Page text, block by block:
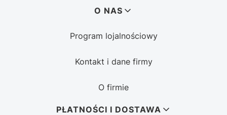
O NAS
Program lojalnościowy
Kontakt i dane firmy
O firmie
PŁATNOŚCI I DOSTAWA